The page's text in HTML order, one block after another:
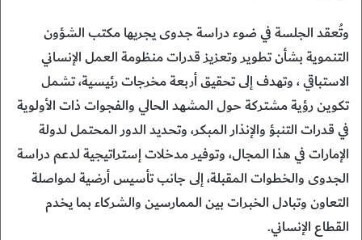
وتُعقد الجلسة في ضوء دراسة جدوى يجريها مكتب الشؤون
التنموية بشأن تطوير وتعزيز قدرات منظومة العمل الإنساني
الاستباقي ، وتهدف إلى تحقيق أربعة مخرجات رئيسية، تشمل
تكوين رؤية مشتركة حول المشهد الحالي والفجوات ذات الأولوية
في قدرات التنبؤ والإنذار المبكر، وتحديد الدور المحتمل لدولة
الإمارات في هذا المجال، وتوفير مدخلات إستراتيجية لدعم دراسة
الجدوى والخطوات المقبلة، إلى جانب تأسيس أرضية لمواصلة
التعاون وتبادل الخبرات بين الممارسين والشركاء بما يخدم
القطاع الإنساني.